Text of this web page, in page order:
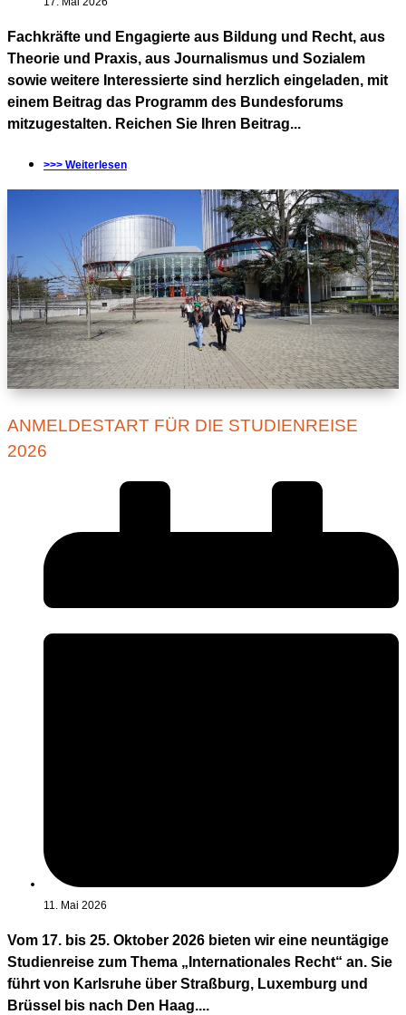
Fachkräfte und Engagierte aus Bildung und Recht, aus
Theorie und Praxis, aus Journalismus und Sozialem
sowie weitere Interessierte sind herzlich eingeladen, mit
einem Beitrag das Programm des Bundesforums
mitzugestalten. Reichen Sie Ihren Beitrag...
>>> Weiterlesen
ANMELDESTART FÜR DIE STUDIENREISE
2026
11. Mai 2026
Vom 17. bis 25. Oktober 2026 bieten wir eine neuntägige
Studienreise zum Thema „Internationales Recht“ an. Sie
führt von Karlsruhe über Straßburg, Luxemburg und
Brüssel bis nach Den Haag....